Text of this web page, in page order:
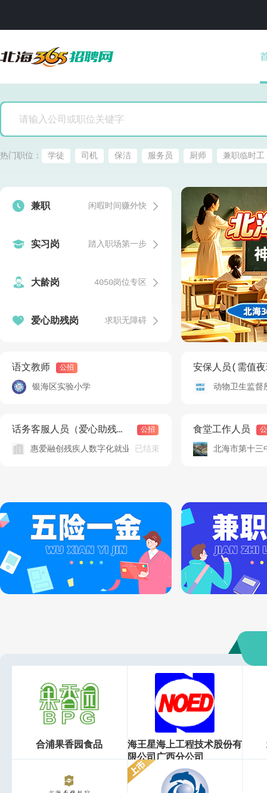
热门职位： 学徒 司机 保洁 服务员 厨师 兼职临时工
 兼职 闲暇时间赚外快 
 实习岗 踏入职场第一步 
 大龄岗 4050岗位专区 
 爱心助残岗 求职无障碍 
语文教师 公招
银海区实验小学
安保人员(需值
动物卫生监督
话务客服人员（爱心助残岗） 公招
惠爱融创残疾人数字化就业（北海）基地
已结束
食堂工作人员
北海市第十三
合浦果香园食品
海王星海上工程技术股份有
限公司广西分公司